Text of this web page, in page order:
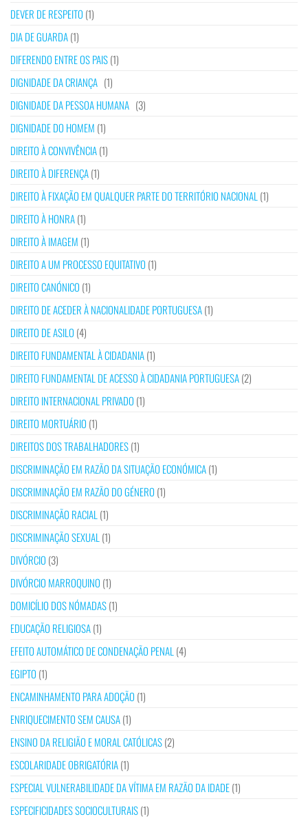
DEVER DE RESPEITO (1)
DIA DE GUARDA(1)
DIFERENDO ENTRE OS PAIS(1)
DIGNIDADE DA CRIANÇA (1)
DIGNIDADE DA PESSOA HUMANA (3)
DIGNIDADE DO HOMEM (1)
DIREITO À CONVIVÊNCIA(1)
DIREITO À DIFERENÇA(1)
DIREITO À FIXAÇÃO EM QUALQUER PARTE DO TERRITÓRIO NACIONAL (1)
DIREITO À HONRA(1)
DIREITO À IMAGEM (1)
DIREITO A UM PROCESSO EQUITATIVO (1)
DIREITO CANÓNICO (1)
DIREITO DE ACEDER À NACIONALIDADE PORTUGUESA(1)
DIREITO DE ASILO (4)
DIREITO FUNDAMENTAL À CIDADANIA(1)
DIREITO FUNDAMENTAL DE ACESSO À CIDADANIA PORTUGUESA(2)
DIREITO INTERNACIONAL PRIVADO (1)
DIREITO MORTUÁRIO (1)
DIREITOS DOS TRABALHADORES(1)
DISCRIMINAÇÃO EM RAZÃO DA SITUAÇÃO ECONÓMICA(1)
DISCRIMINAÇÃO EM RAZÃO DO GÉNERO (1)
DISCRIMINAÇÃO RACIAL (1)
DISCRIMINAÇÃO SEXUAL (1)
DIVÓRCIO (3)
DIVÓRCIO MARROQUINO (1)
DOMICÍLIO DOS NÓMADAS(1)
EDUCAÇÃO RELIGIOSA(1)
EFEITO AUTOMÁTICO DE CONDENAÇÃO PENAL (4)
EGIPTO (1)
ENCAMINHAMENTO PARA ADOÇÃO (1)
ENRIQUECIMENTO SEM CAUSA(1)
ENSINO DA RELIGIÃO E MORAL CATÓLICAS(2)
ESCOLARIDADE OBRIGATÓRIA(1)
ESPECIAL VULNERABILIDADE DA VÍTIMA EM RAZÃO DA IDADE(1)
ESPECIFICIDADES SOCIOCULTURAIS(1)